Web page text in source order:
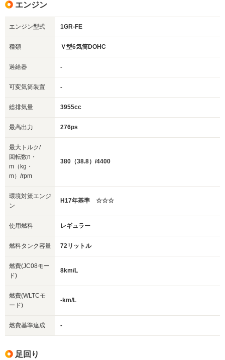
エンジン
エンジン型式 1GR-FE
種類 Ｖ型6気筒DOHC
過給器 -
可変気筒装置 -
総排気量 3955cc
最高出力 276ps
最大トルク/
回転数n・
m（kg・
m）/rpm
380（38.8）/4400
環境対策エンジ
ン
H17年基準 ☆☆☆
使用燃料 レギュラー
燃料タンク容量 72リットル
燃費(JC08モー
ド)
8km/L
燃費(WLTCモ
ード)
-km/L
燃費基準達成 -
足回り